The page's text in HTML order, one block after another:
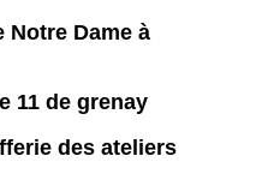
Notre Dame à
11 de grenay
des ateliers